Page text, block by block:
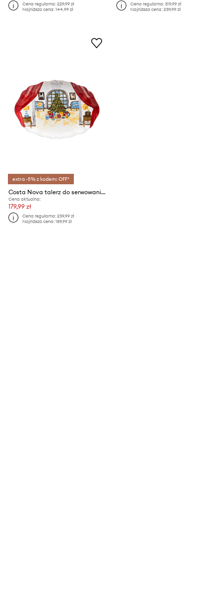
Cena regularna:229,99 zł
Najniższa cena:144,99 zł
Cena regularna:319,99 zł
Najniższa cena:239,99 zł
extra -5% z kodem: OFF*
Costa Nova talerz do serwowania 40 cm
Cena aktualna:
179,99 zł
Cena regularna:239,99 zł
Najniższa cena:189,99 zł